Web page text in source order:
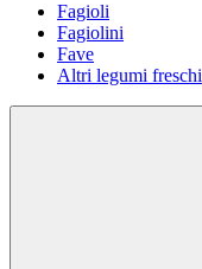
Fagioli
Fagiolini
Fave
Altri legumi freschi